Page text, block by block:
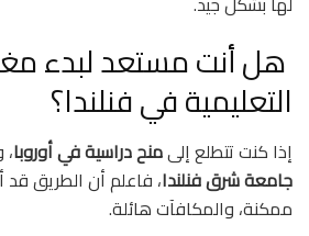
هل أنت مستعد لبدء
التعليمية في فنلندا؟
إذا كنت تتطلع إلىمنح دراسية في أوروبا
جامعة شرق فنلندا، فاعلم أن الطريق
ممكنة، والمكافآت هائلة.